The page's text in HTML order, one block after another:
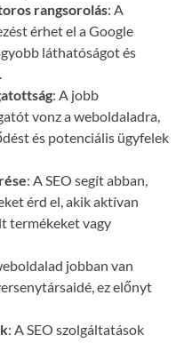
rangsorolás: A
érhet el a Google
láthatóságot és
: A jobb
vonz a weboldaladra,
és potenciális ügyfelek
: A SEO segít abban,
érd el, akik aktívan
termékeket vagy
jobban van
ez előnyt
: A SEO szolgáltatások